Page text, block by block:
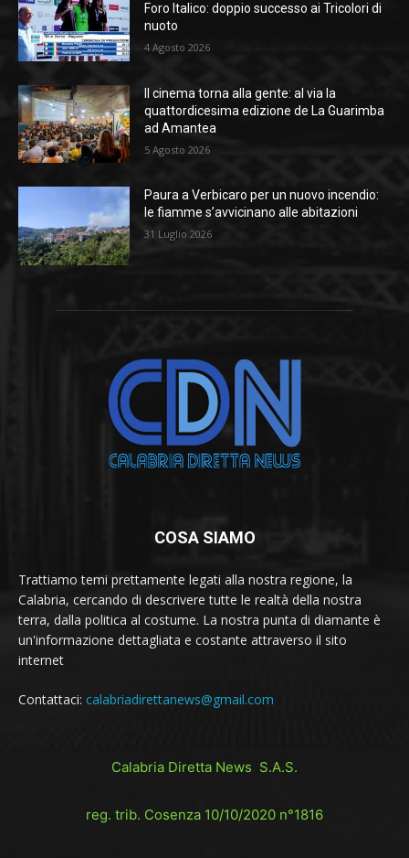
Foro Italico: doppio successo ai Tricolori di
nuoto
4 Agosto 2026
Il cinema torna alla gente: al via la
quattordicesima edizione de La Guarimba
ad Amantea
5 Agosto 2026
Paura a Verbicaro per un nuovo incendio:
le fiamme s’avvicinano alle abitazioni
31 Luglio 2026
COSA SIAMO
Trattiamo temi prettamente legati alla nostra regione, la
Calabria, cercando di descrivere tutte le realtà della nostra
terra, dalla politica al costume. La nostra punta di diamante è
un'informazione dettagliata e costante attraverso il sito
internet
Contattaci: calabriadirettanews@gmail.com
Calabria Diretta News S.A.S.
reg. trib. Cosenza 10/10/2020 n°1816